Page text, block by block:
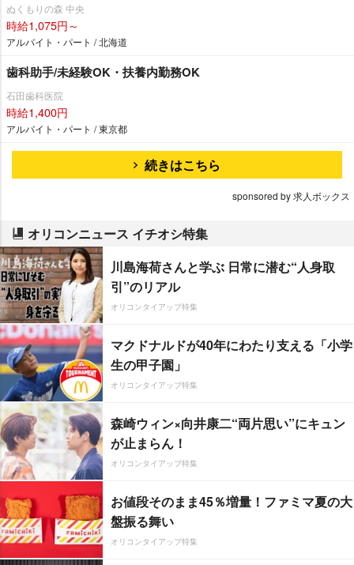
ぬくもりの森 中央
時給1,075円～
アルバイト・パート / 北海道
歯科助手/未経験OK・扶養内勤務OK
石田歯科医院
時給1,400円
アルバイト・パート / 東京都
続きはこちら
sponsored by 求人ボックス
オリコンニュース イチオシ特集
川島海荷さんと学ぶ 日常に潜む“人身取
引”のリアル
オリコンタイアップ特集
マクドナルドが40年にわたり支える「小学
生の甲子園」
オリコンタイアップ特集
森崎ウィン×向井康二“両片思い”にキュン
が止まらん！
オリコンタイアップ特集
お値段そのまま45％増量！ファミマ夏の大
盤振る舞い
オリコンタイアップ特集